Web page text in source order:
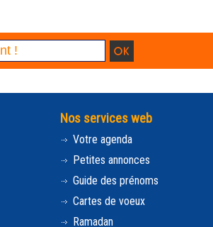
Nos services web
Votre agenda
Petites annonces
Guide des prénoms
Cartes de voeux
Ramadan